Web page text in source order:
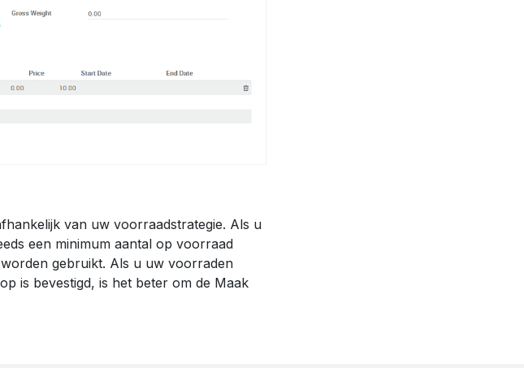
van uw voorraadstrategie. Als u
een minimum aantal op voorraad
gebruikt. Als u uw voorraden
is bevestigd, is het beter om de Maak